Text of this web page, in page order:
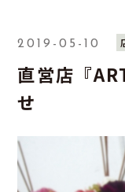
2019-05-10
直営店『
せ